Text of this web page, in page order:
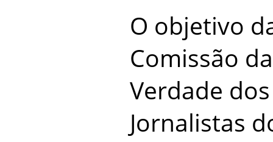
O objetivo
Comissão da
Verdade dos
Jornalistas